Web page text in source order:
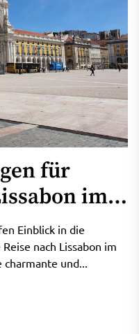
für
im
man das
Einblick in die
nach Lissabon im
charmante und...